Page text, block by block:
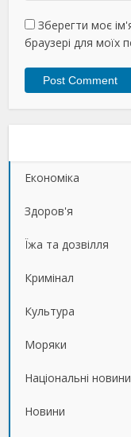
Зберегти моє
браузері для моїх
Економіка
Здоров'я
Їжа та дозвілля
Кримінал
Культура
Моряки
Національні новини
Новини